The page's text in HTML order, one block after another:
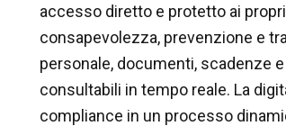
accesso diretto e protetto ai
consapevolezza, prevenzione e
personale, documenti, scadenze
consultabili in tempo reale. La
compliance in un processo